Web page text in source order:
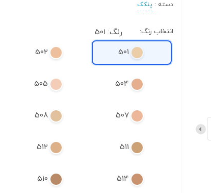
دسته : پنکک
انتخاب رنگ:
رنگ: 501
501
502
504
505
507
508
511
512
514
510